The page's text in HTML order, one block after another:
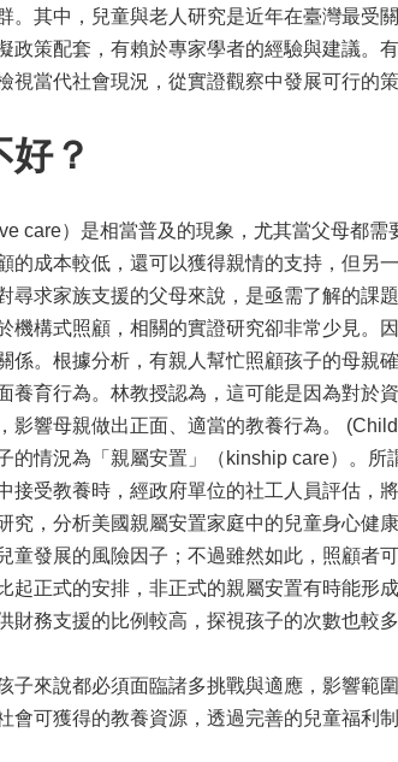
。其中，兒童與老人研究是近年在臺灣最受
政策配套，有賴於專家學者的經驗與建議。
當代社會現況，從實證觀察中發展可行的策
？
care）是相當普及的現象，尤其當父母都
的成本較低，還可以獲得親情的支持，但另
求家族支援的父母來說，是亟需了解的課題
機構式照顧，相關的實證研究卻非常少見。
係。根據分析，有親人幫忙照顧孩子的母親
養育行為。林教授認為，這可能是因為對於
影響母親做出正面、適當的教養行為。
的情況為「親屬安置」（kinship care）。
接受教養時，經政府單位的社工人員評估，
究，分析美國親屬安置家庭中的兒童身心健
童發展的風險因子；不過雖然如此，照顧者
起正式的安排，非正式的親屬安置有時能形
財務支援的比例較高，探視孩子的次數也較
子來說都必須面臨諸多挑戰與適應，影響範
會可獲得的教養資源，透過完善的兒童福利